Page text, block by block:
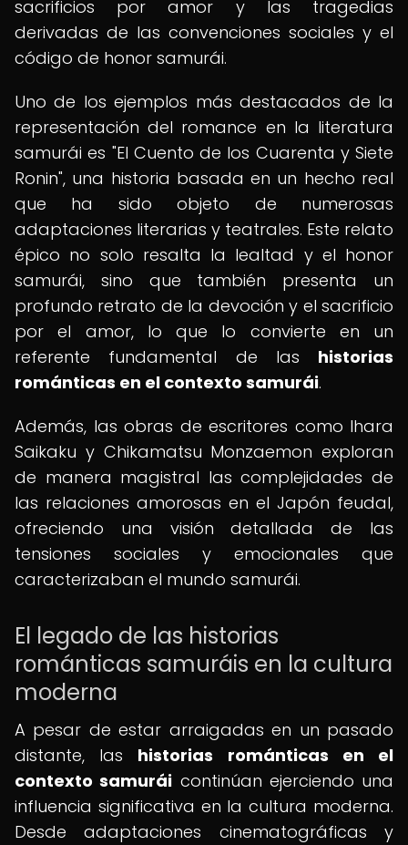
sacrificios por amor y las tragedias
derivadas de las convenciones sociales y el
código de honor samurái.
Uno de los ejemplos más destacados de la
representación del romance en la literatura
samurái es "El Cuento de los Cuarenta y Siete
Ronin", una historia basada en un hecho real
que ha sido objeto de numerosas
adaptaciones literarias y teatrales. Este relato
épico no solo resalta la lealtad y el honor
samurái, sino que también presenta un
profundo retrato de la devoción y el sacrificio
por el amor, lo que lo convierte en un
referente fundamental de las historias
románticas en el contexto samurái.
Además, las obras de escritores como Ihara
Saikaku y Chikamatsu Monzaemon exploran
de manera magistral las complejidades de
las relaciones amorosas en el Japón feudal,
ofreciendo una visión detallada de las
tensiones sociales y emocionales que
caracterizaban el mundo samurái.
El legado de las historias
románticas samuráis en la cultura
moderna
A pesar de estar arraigadas en un pasado
distante, las historias románticas en el
contexto samurái continúan ejerciendo una
influencia significativa en la cultura moderna.
Desde adaptaciones cinematográficas y